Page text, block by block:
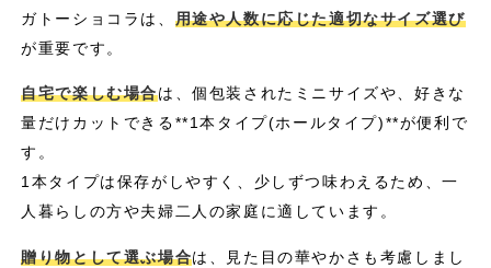
ガトーショコラは、 用途や人数に応じた適切なサイズ選び
が重要です。
自宅で楽しむ場合は、個包装されたミニサイズや、好きな
量だけカットできる**1本タイプ(ホールタイプ)**が便利で
す。
1本タイプは保存がしやすく、少しずつ味わえるため、一
人暮らしの方や夫婦二人の家庭に適しています。
贈り物として選ぶ場合は、見た目の華やかさも考慮しまし